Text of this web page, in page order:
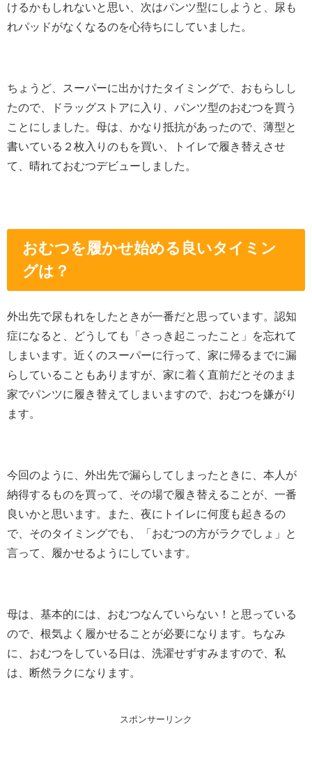
けるかもしれないと思い、次はパンツ型にしようと、尿も
れパッドがなくなるのを心待ちにしていました。
ちょうど、スーパーに出かけたタイミングで、おもらしし
たので、ドラッグストアに入り、パンツ型のおむつを買う
ことにしました。母は、かなり抵抗があったので、薄型と
書いている２枚入りのもを買い、トイレで履き替えさせ
て、晴れておむつデビューしました。
おむつを履かせ始める良いタイミン
グは？
外出先で尿もれをしたときが一番だと思っています。認知
症になると、どうしても「さっき起こったこと」を忘れて
しまいます。近くのスーパーに行って、家に帰るまでに漏
らしていることもありますが、家に着く直前だとそのまま
家でパンツに履き替えてしまいますので、おむつを嫌がり
ます。
今回のように、外出先で漏らしてしまったときに、本人が
納得するものを買って、その場で履き替えることが、一番
良いかと思います。また、夜にトイレに何度も起きるの
で、そのタイミングでも、「おむつの方がラクでしょ」と
言って、履かせるようにしています。
母は、基本的には、おむつなんていらない！と思っている
ので、根気よく履かせることが必要になります。ちなみ
に、おむつをしている日は、洗濯せずすみますので、私
は、断然ラクになります。
スポンサーリンク